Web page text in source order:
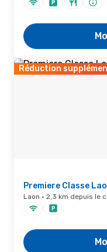
Réduction
Premiere Classe
Laon · 2,3 km depuis le